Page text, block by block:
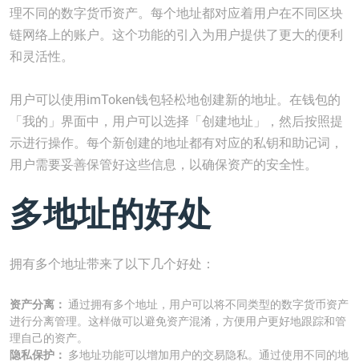
理不同的数字货币资产。每个地址都对应着用户在不同区块
链网络上的账户。这个功能的引入为用户提供了更大的便利
和灵活性。
用户可以使用imToken钱包轻松地创建新的地址。在钱包的
「我的」界面中，用户可以选择「创建地址」，然后按照提
示进行操作。每个新创建的地址都有对应的私钥和助记词，
用户需要妥善保管好这些信息，以确保资产的安全性。
多地址的好处
拥有多个地址带来了以下几个好处：
资产分离： 通过拥有多个地址，用户可以将不同类型的数字货币资产
进行分离管理。这样做可以避免资产混淆，方便用户更好地跟踪和管
理自己的资产。
隐私保护： 多地址功能可以增加用户的交易隐私。通过使用不同的地